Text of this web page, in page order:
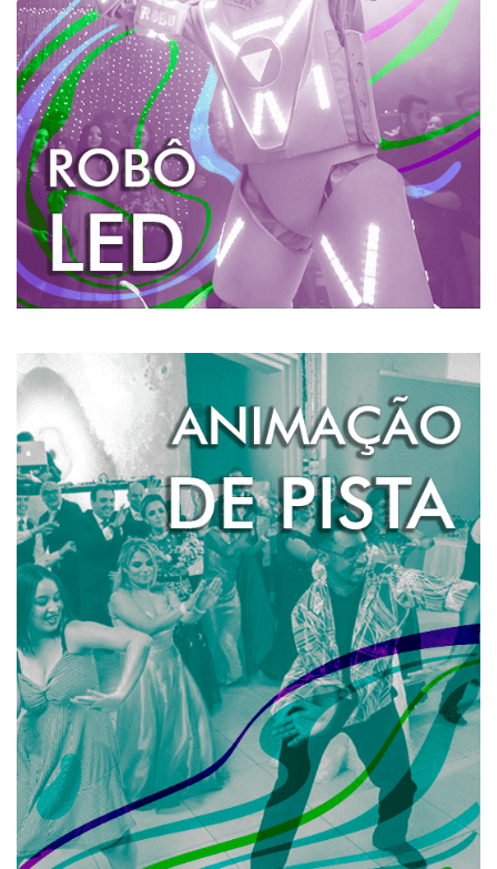
Com mais de 2 metros e vinte de altura o Robô de LED
chega na pista causando impacto, não tem como ele
passar despercebido!
Um robô gigante que dança, é iluminado e solta
fumaça. É muito irado. A hora do robô é um agito só!
SAIBA MAIS
ANIMAÇÃO DE PISTA
Uma equipe especializada de animadancers abre a
pista da sua festa e coloca todos os seus convidados
para dançar!
Ninguém fica parado e a pista permanece sempre
cheia! Além de quebrar aquele gelo inicial de qualquer
evento, os animadancers garantem o sucesso no
quesito animação da sua festa!
Para mais informações, entre em contato com a
gente!
SAIBA MAIS